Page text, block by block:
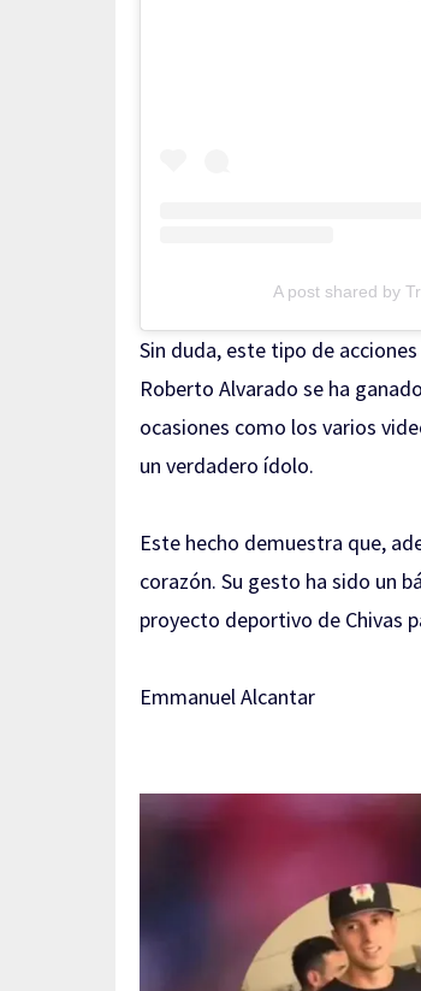
A post shared by
Sin duda, este tipo de
Roberto Alvarado se ha
ocasiones como los varios
un verdadero ídolo.
Este hecho demuestra que,
corazón. Su gesto ha sido un
proyecto deportivo de Chivas
Emmanuel Alcantar